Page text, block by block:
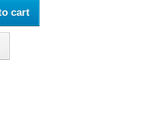
cart